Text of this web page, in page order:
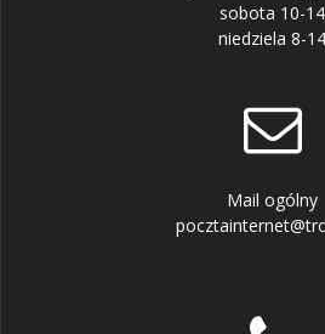
sobota 10-14
niedziela 8-14
Mail ogólny